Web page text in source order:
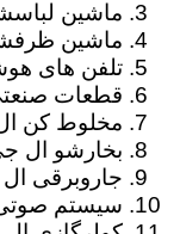
ماشین
ماشین
تلفن های
قطعات
مخلوط کن
بخارشو ال
جاروبرقی
سیستم